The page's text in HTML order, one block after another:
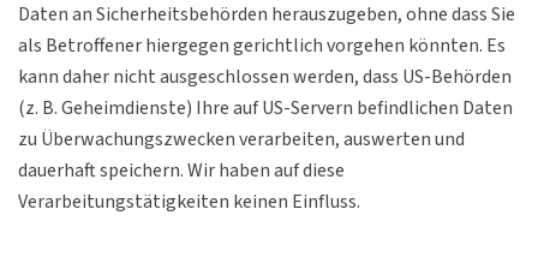
Daten an Sicherheitsbehörden herauszugeben, ohne dass Sie
als Betroffener hiergegen gerichtlich vorgehen könnten. Es
kann daher nicht ausgeschlossen werden, dass US-Behörden
(z. B. Geheimdienste) Ihre auf US-Servern befindlichen Daten
zu Überwachungszwecken verarbeiten, auswerten und
dauerhaft speichern. Wir haben auf diese
Verarbeitungstätigkeiten keinen Einfluss.